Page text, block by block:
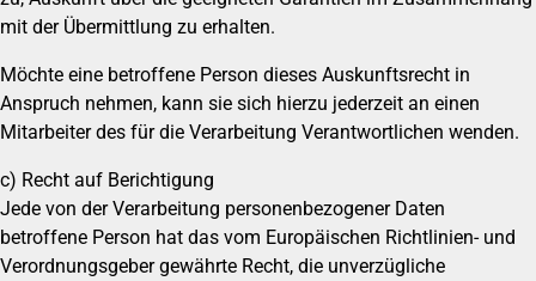
mit der Übermittlung zu erhalten.
Möchte eine betroffene Person dieses Auskunftsrecht in
Anspruch nehmen, kann sie sich hierzu jederzeit an einen
Mitarbeiter des für die Verarbeitung Verantwortlichen wenden.
c) Recht auf Berichtigung
Jede von der Verarbeitung personenbezogener Daten
betroffene Person hat das vom Europäischen Richtlinien- und
Verordnungsgeber gewährte Recht, die unverzügliche